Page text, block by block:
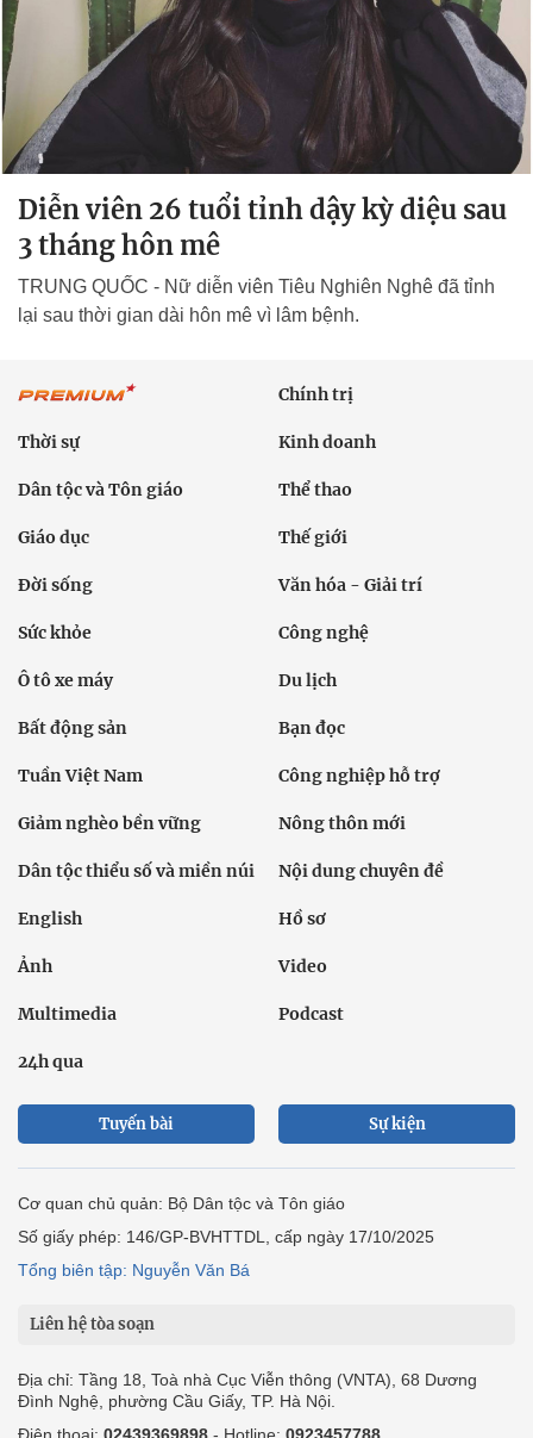
Diễn viên 26 tuổi tỉnh dậy kỳ diệu sau
3 tháng hôn mê
TRUNG QUỐC - Nữ diễn viên Tiêu Nghiên Nghê đã tỉnh
lại sau thời gian dài hôn mê vì lâm bệnh.
Chính trị
Thời sự Kinh doanh
Dân tộc và Tôn giáo Thể thao
Giáo dục Thế giới
Đời sống Văn hóa - Giải trí
Sức khỏe Công nghệ
Ô tô xe máy Du lịch
Bất động sản Bạn đọc
Tuần Việt Nam Công nghiệp hỗ trợ
Giảm nghèo bền vững Nông thôn mới
Dân tộc thiểu số và miền núi Nội dung chuyên đề
English Hồ sơ
Ảnh Video
Multimedia Podcast
24h qua
Tuyến bài Sự kiện
Cơ quan chủ quản: Bộ Dân tộc và Tôn giáo
Số giấy phép: 146/GP-BVHTTDL, cấp ngày 17/10/2025
Tổng biên tập: Nguyễn Văn Bá
Liên hệ tòa soạn
Địa chỉ: Tầng 18, Toà nhà Cục Viễn thông (VNTA), 68 Dương
Đình Nghệ, phường Cầu Giấy, TP. Hà Nội.